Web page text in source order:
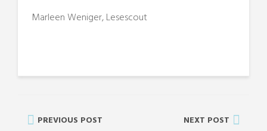
Marleen Weniger, Lesescout
PREVIOUS POST NEXT POST